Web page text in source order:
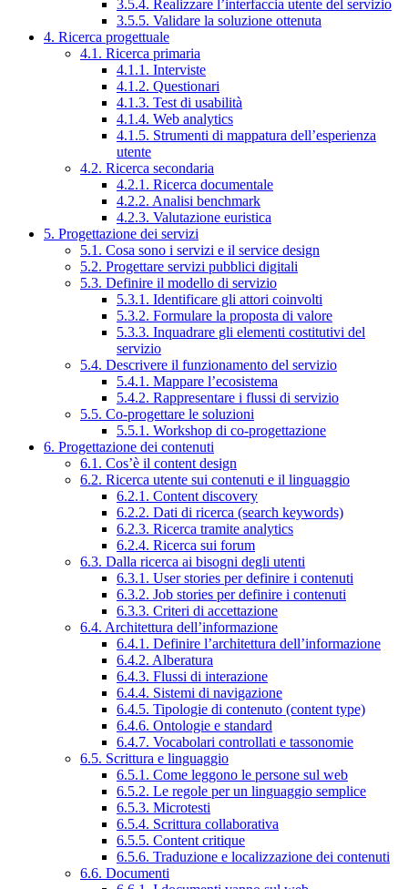
3.5.4. Realizzare l’interfaccia utente del servizio
3.5.5. Validare la soluzione ottenuta
4. Ricerca progettuale
4.1. Ricerca primaria
4.1.1. Interviste
4.1.2. Questionari
4.1.3. Test di usabilità
4.1.4. Web analytics
4.1.5. Strumenti di mappatura dell’esperienza
utente
4.2. Ricerca secondaria
4.2.1. Ricerca documentale
4.2.2. Analisi benchmark
4.2.3. Valutazione euristica
5. Progettazione dei servizi
5.1. Cosa sono i servizi e il service design
5.2. Progettare servizi pubblici digitali
5.3. Definire il modello di servizio
5.3.1. Identificare gli attori coinvolti
5.3.2. Formulare la proposta di valore
5.3.3. Inquadrare gli elementi costitutivi del
servizio
5.4. Descrivere il funzionamento del servizio
5.4.1. Mappare l’ecosistema
5.4.2. Rappresentare i flussi di servizio
5.5. Co-progettare le soluzioni
5.5.1. Workshop di co-progettazione
6. Progettazione dei contenuti
6.1. Cos’è il content design
6.2. Ricerca utente sui contenuti e il linguaggio
6.2.1. Content discovery
6.2.2. Dati di ricerca (search keywords)
6.2.3. Ricerca tramite analytics
6.2.4. Ricerca sui forum
6.3. Dalla ricerca ai bisogni degli utenti
6.3.1. User stories per definire i contenuti
6.3.2. Job stories per definire i contenuti
6.3.3. Criteri di accettazione
6.4. Architettura dell’informazione
6.4.1. Definire l’architettura dell’informazione
6.4.2. Alberatura
6.4.3. Flussi di interazione
6.4.4. Sistemi di navigazione
6.4.5. Tipologie di contenuto (content type)
6.4.6. Ontologie e standard
6.4.7. Vocabolari controllati e tassonomie
6.5. Scrittura e linguaggio
6.5.1. Come leggono le persone sul web
6.5.2. Le regole per un linguaggio semplice
6.5.3. Microtesti
6.5.4. Scrittura collaborativa
6.5.5. Content critique
6.5.6. Traduzione e localizzazione dei contenuti
6.6. Documenti